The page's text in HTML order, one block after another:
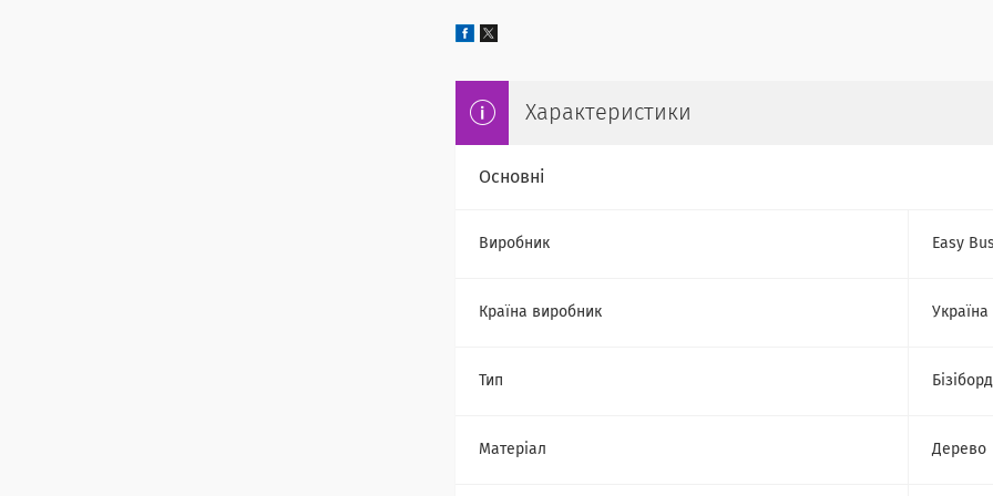
Характеристики
Основні
Виробник Easy
Країна виробник Україна
Тип Бізіборд
Матеріал Дерево